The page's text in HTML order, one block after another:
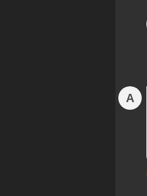
A